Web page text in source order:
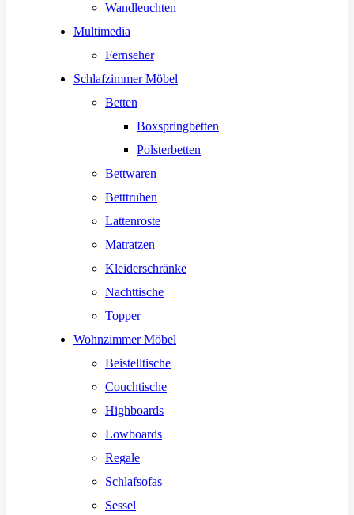
Wandleuchten
Multimedia
Fernseher
Schlafzimmer Möbel
Betten
Boxspringbetten
Polsterbetten
Bettwaren
Betttruhen
Lattenroste
Matratzen
Kleiderschränke
Nachttische
Topper
Wohnzimmer Möbel
Beistelltische
Couchtische
Highboards
Lowboards
Regale
Schlafsofas
Sessel